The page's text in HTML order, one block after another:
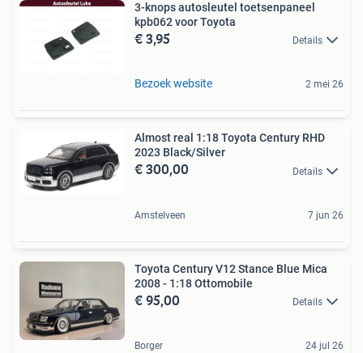
3-knops autosleutel toetsenpaneel
kpb062 voor Toyota
€ 3,95 Details
Bezoek website 2 mei 26
Almost real 1:18 Toyota Century RHD
2023 Black/Silver
€ 300,00 Details
Amstelveen 7 jun 26
Toyota Century V12 Stance Blue Mica
2008 - 1:18 Ottomobile
€ 95,00 Details
Borger 24 jul 26